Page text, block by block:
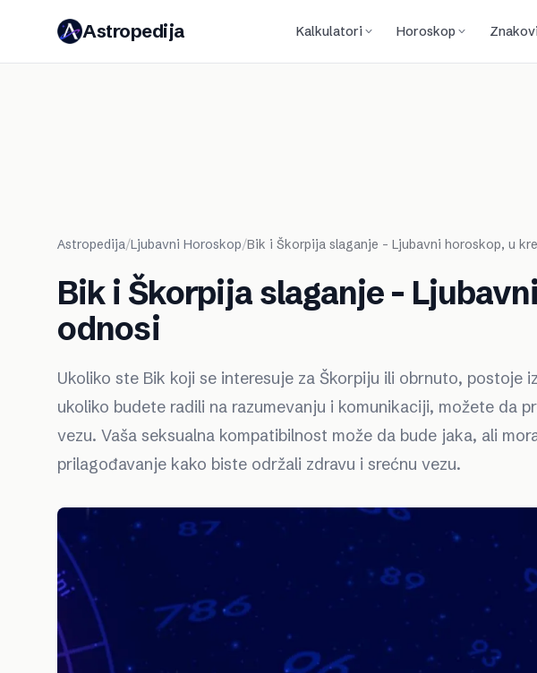
Astropedija Kalkulatori Horoskop
Astropedija/Ljubavni Horoskop/Bik i Škorpija slaganje - Ljubavni horoskop, u
Bik i Škorpija slaganje -
odnosi
Ukoliko ste Bik koji se interesuje za Škorpiju ili obrnuto, postoje
ukoliko budete radili na razumevanju i komunikaciji, možete da
vezu. Vaša seksualna kompatibilnost može da bude jaka, ali
prilagođavanje kako biste održali zdravu i srećnu vezu.